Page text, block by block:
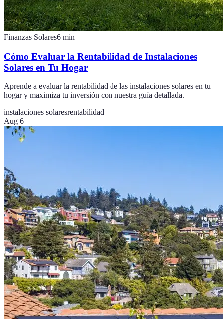
Finanzas Solares6 min
Cómo Evaluar la Rentabilidad de Instalaciones
Solares en Tu Hogar
Aprende a evaluar la rentabilidad de las instalaciones solares en tu
hogar y maximiza tu inversión con nuestra guía detallada.
instalaciones solaresrentabilidad
Aug 6